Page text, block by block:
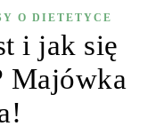
O DIETETYCE
i jak się
Majówka